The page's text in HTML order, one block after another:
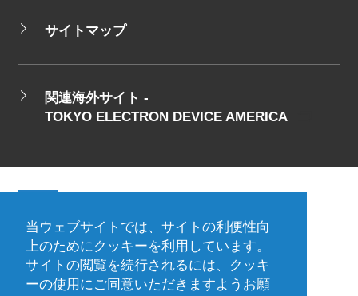
当ウェブサイトでは、サイトの利便性向
上のためにクッキーを利用しています。
サイトの閲覧を続行されるには、クッキ
ーの使用にご同意いただきますようお願
サイトマップ
関連海外サイト -
TOKYO ELECTRON DEVICE AMERICA
会社概要 ご利用規約
プライバシーポリシー